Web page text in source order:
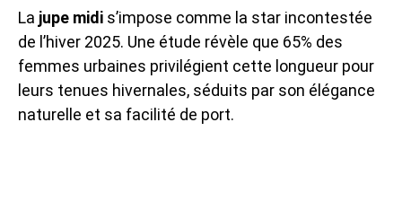
La jupe midi s’impose comme la star incontestée
de l’hiver 2025. Une étude révèle que 65% des
femmes urbaines privilégient cette longueur pour
leurs tenues hivernales, séduits par son élégance
naturelle et sa facilité de port.